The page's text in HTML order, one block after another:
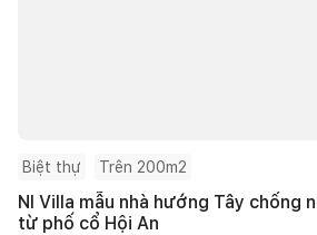
Biệt thự Trên 200m2
NI Villa mẫu nhà hướng Tây chống
từ phố cổ Hội An